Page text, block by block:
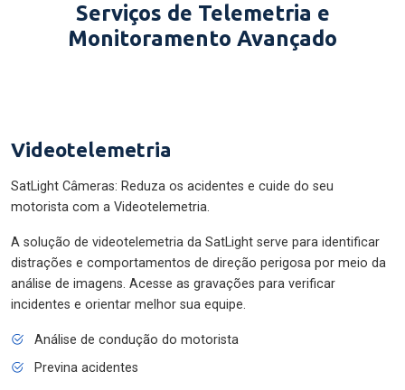
Serviços de Telemetria e
Monitoramento Avançado
Videotelemetria
SatLight Câmeras: Reduza os acidentes e cuide do seu
motorista com a Videotelemetria.
A solução de videotelemetria da SatLight serve para identificar
distrações e comportamentos de direção perigosa por meio da
análise de imagens. Acesse as gravações para verificar
incidentes e orientar melhor sua equipe.
Análise de condução do motorista
Previna acidentes